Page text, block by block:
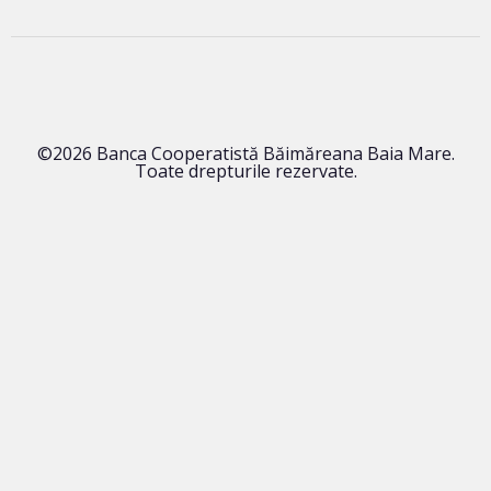
©2026 Banca Cooperatistă Băimăreana Baia Mare.
Toate drepturile rezervate.